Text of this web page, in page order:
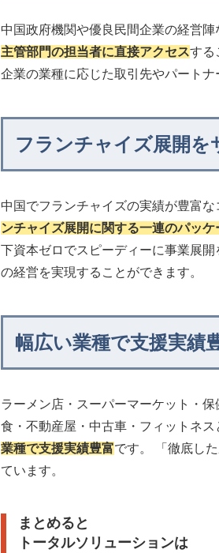
中国政府機関や優良民間企業の経営
主管部門の担当者に直接アクセスする
企業の業種に応じた取引先やパート
フランチャイズ展開を
中国でフランチャイズの実績が豊富な
ンチャイズ展開に関する一連のパッケ
下資本ゼロでスピーディーに事業展
の経営を実現することができます。
幅広い業種で支援実績
ラーメン店・スーパーマーケット・
食・不動産屋・中古車・フィットネ
業種で支援実績豊富です。 「徹底し
ています。
まとめると
トータルソリューションは